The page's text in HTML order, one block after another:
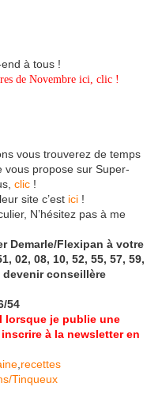
à tous !
de Novembre ici, clic !
vous trouverez de temps
vous propose sur Super-
clic !
site c’est ici !
N’hésitez pas à me
Demarle/Flexipan à votre
02, 08, 10, 52, 55, 57, 59,
devenir conseillère
54
lorsque je publie une
à la newsletter en
recettes
Tinqueux